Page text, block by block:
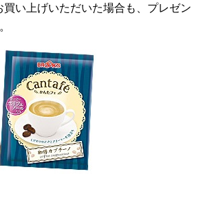
買い上げいただいた場合も、プレゼン